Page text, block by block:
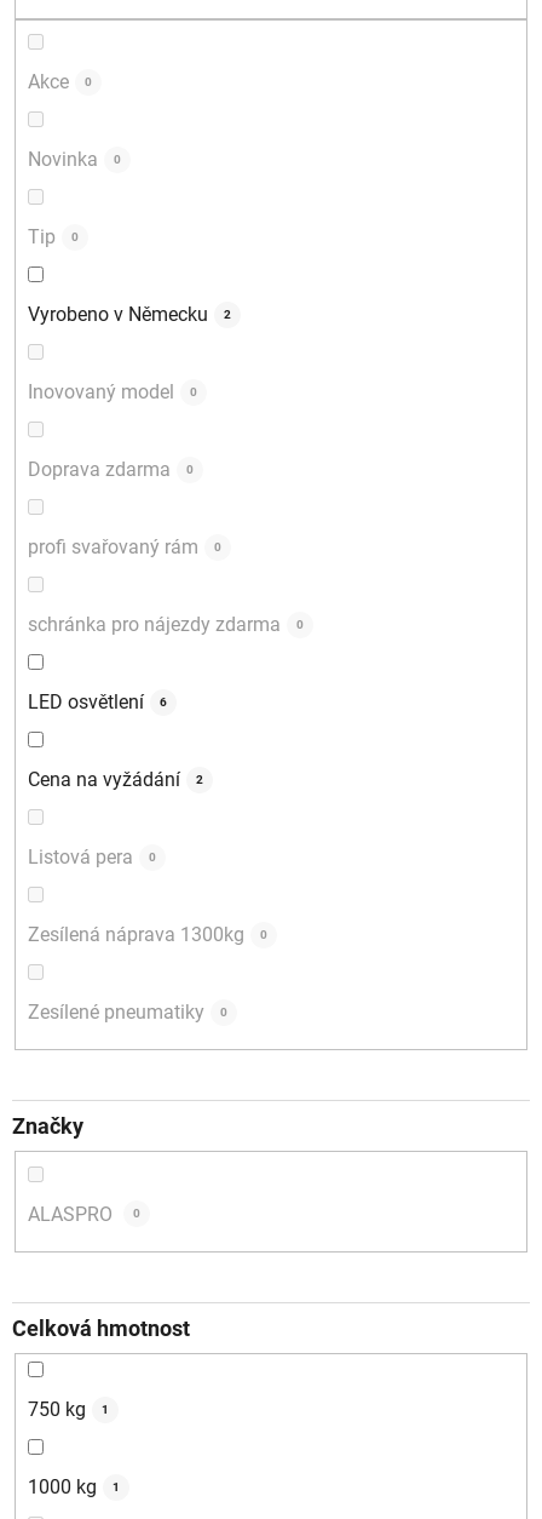
Akce 0
Novinka 0
Tip 0
Vyrobeno v Německu 2
Inovovaný model 0
Doprava zdarma 0
profi svařovaný rám 0
schránka pro nájezdy zdarma 0
LED osvětlení 6
Cena na vyžádání 2
Listová pera 0
Zesílená náprava 1300kg 0
Zesílené pneumatiky 0
Značky
ALASPRO 0
Celková hmotnost
750 kg 1
1000 kg 1